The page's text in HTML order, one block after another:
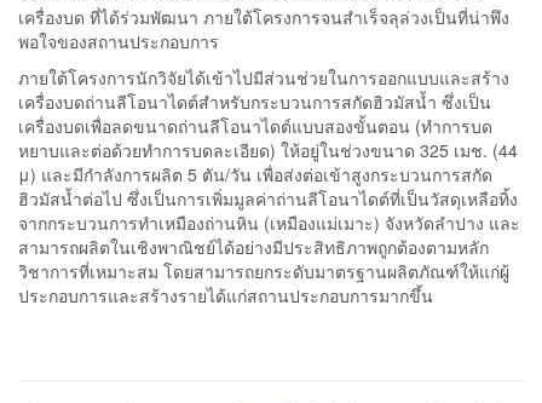
เครื่องบด ที่ได้ร่วมพัฒนา ภายใต้โครงการจนสำเร็จลุล่วงเป็นที่น่าพึง
พอใจของสถานประกอบการ
ภายใต้โครงการนักวิจัยได้เข้าไปมีส่วนช่วยในการออกแบบและสร้าง
เครื่องบดถ่านลีโอนาไดต์สำหรับกระบวนการสกัดฮิวมัสน้ำ ซึ่งเป็น
เครื่องบดเพื่อลดขนาดถ่านลีโอนาไดต์แบบสองขั้นตอน (ทำการบด
หยาบและต่อด้วยทำการบดละเอียด) ให้อยู่ในช่วงขนาด 325 เมช. (44
μ) และมีกำลังการผลิต 5 ตัน/วัน เพื่อส่งต่อเข้าสูงกระบวนการสกัด
ฮิวมัสน้ำต่อไป ซึ่งเป็นการเพิ่มมูลค่าถ่านลีโอนาไดต์ที่เป็นวัสดุเหลือทิ้ง
จากกระบวนการทำเหมืองถ่านหิน (เหมืองแม่เมาะ) จังหวัดลำปาง และ
สามารถผลิตในเชิงพาณิชย์ได้อย่างมีประสิทธิภาพถูกต้องตามหลัก
วิชาการที่เหมาะสม โดยสามารถยกระดับมาตรฐานผลิตภัณฑ์ให้แก่ผู้
ประกอบการและสร้างรายได้แก่สถานประกอบการมากขึ้น